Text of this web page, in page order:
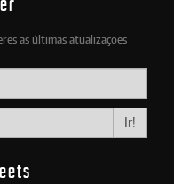
as últimas atualizações
Ir!